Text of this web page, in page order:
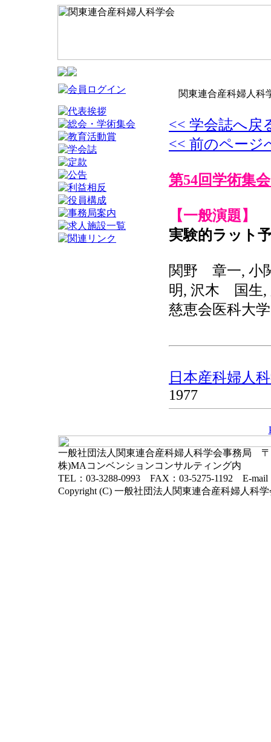
関東連合産科婦人科
<< 学会誌へ戻
<< 前のページ
第54回学術集会
【一般演題】
実験的ラット
関野 章一,
明, 沢木 国
慈恵会医科大学
日本産科婦人
1977
一般社団法人関東連合産科婦人科学会事務局 〒
株)MAコンベンションコンサルティング内
TEL：03-3288-0993 FAX：03-5275-1192 E-mail
Copyright (C) 一般社団法人関東連合産科婦人科